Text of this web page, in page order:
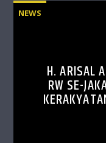
NEWS
H. ARISAL
RW SE-